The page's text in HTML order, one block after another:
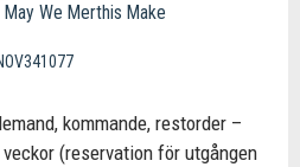
We Merthis Make
kommande, restorder –
(reservation för utgången